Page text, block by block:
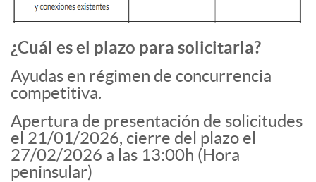
¿Cuál es el plazo para solicitarla?
Ayudas en régimen de concurrencia
competitiva.
Apertura de presentación de solicitudes
el 21/01/2026, cierre del plazo el
27/02/2026 a las 13:00h (Hora
peninsular)